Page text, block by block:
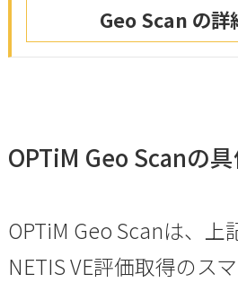
Geo Scan の詳
OPTiM Geo Scanの
OPTiM Geo Scanは、
NETIS VE評価取得のス